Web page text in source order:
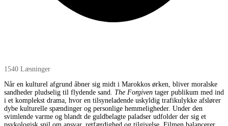
1540 Læsninger
Når en kulturel afgrund åbner sig midt i Marokkos ørken, bliver moralske
sandheder pludselig til flydende sand. The Forgiven tager publikum med ind
i et komplekst drama, hvor en tilsyneladende uskyldig trafikulykke afslører
dybe kulturelle spændinger og personlige hemmeligheder. Under den
svimlende varme og blandt de guldbelagte paladser udfolder der sig et